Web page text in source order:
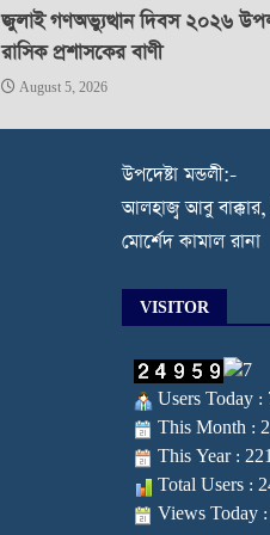
জুলাই গণঅভ্যুত্থান দিবস ২০২৬
রাসিক প্রশাসকের বাণী
August 5, 2026
উপদেষ্টা মন্ডলী:-
আলহাজ্ব আবু
মোর্শেদ কামাল রানা
VISITOR
Users Today :
This Month :
This Year :
Total Users :
Views Today